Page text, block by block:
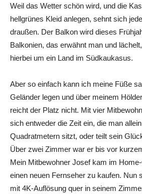
Weil das Wetter schön wird, und die
hellgrünes Kleid anlegen, sehnt sich
draußen. Der Balkon wird dieses
Balkonien, das erwähnt man und
hierbei um ein Land im Südkaukasus.
Aber so einfach kann ich meine Füße
Geländer legen und über meinem
reicht der Platz nicht. Mit vier
sich entweder die Zeit ein, die man
Quadratmetern sitzt, oder teilt sein
Über zwei Zimmer war er bis vor
Mein Mitbewohner Josef kam im
einen neuen Fernseher zu kaufen. Nun
mit 4K-Auflösung quer in seinem